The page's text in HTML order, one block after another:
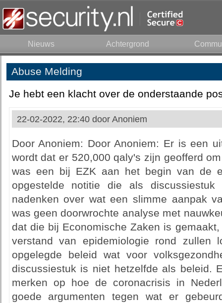
Nieuws Achtergrond
Abuse Melding
Je hebt een klacht over de onderstaande
22-02-2022, 22:40 door Anoniem
Door Anoniem: Door Anoniem: Er is een
wordt dat er 520,000 qaly's zijn geofferd
was een bij EZK aan het begin van de
opgestelde notitie die als
nadenken over wat een slimme aanpak
was geen doorwrochte analyse met
dat die bij Economische Zaken is
verstand van epidemiologie rond
opgelegde beleid wat voor
discussiestuk is niet hetzelfde als beleid.
merken op hoe de coronacrisis in
goede argumenten tegen wat er